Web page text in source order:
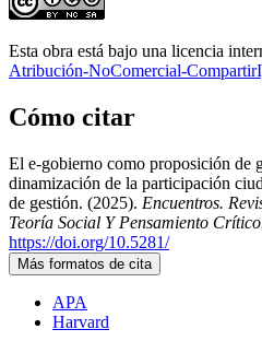
Esta obra está bajo una licencia
Atribución-NoComercial-
Cómo citar
El e-gobierno como proposición de
dinamización de la participación
de gestión. (2025). Encuentros.
Teoría Social Y Pensamiento
https://doi.org/10.5281/
Más formatos de cita
APA
Harvard